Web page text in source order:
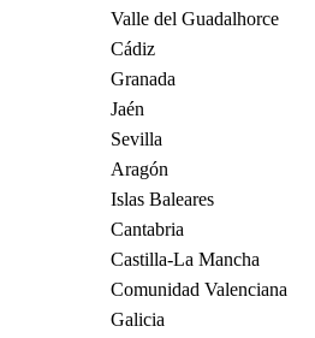
Valle del Guadalhorce
Cádiz
Granada
Jaén
Sevilla
Aragón
Islas Baleares
Cantabria
Castilla-La Mancha
Comunidad Valenciana
Galicia